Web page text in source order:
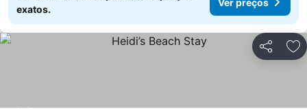
exatos.
Partilhar